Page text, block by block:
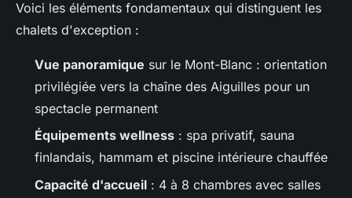
Voici les éléments fondamentaux qui distinguent les
chalets d'exception :
Vue panoramique sur le Mont-Blanc : orientation
privilégiée vers la chaîne des Aiguilles pour un
spectacle permanent
Équipements wellness : spa privatif, sauna
finlandais, hammam et piscine intérieure chauffée
Capacité d'accueil : 4 à 8 chambres avec salles